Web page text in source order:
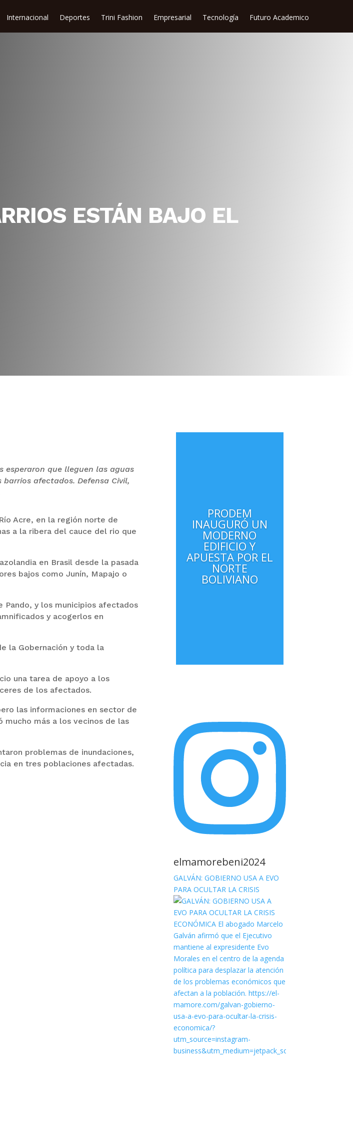
Internacional Deportes Trini Fashion Empresarial Tecnología Futuro Academico
ESTÁN BAJO EL
esperaron que lleguen las aguas
afectados. Defensa Civil,
Acre, en la región norte de
a la ribera del cauce del rio que
en Brasil desde la pasada
bajos como Junín, Mapajo o
Pando, y los municipios afectados
y acogerlos en
la Gobernación y toda la
una tarea de apoyo a los
de los afectados.
las informaciones en sector de
más a los vecinos de las
problemas de inundaciones,
en tres poblaciones afectadas.
PRODEM
INAUGURÓ UN
MODERNO
EDIFICIO Y
APUESTA POR EL
NORTE
BOLIVIANO
elmamorebeni2024
GALVÁN: GOBIERNO USA A EVO
PARA OCULTAR LA CRISIS